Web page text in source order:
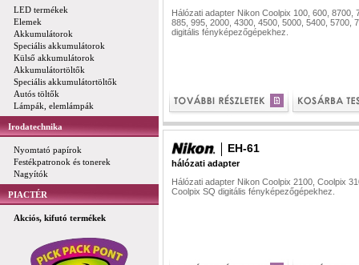
LED termékek
Elemek
Akkumulátorok
Speciális akkumulátorok
Külső akkumulátorok
Akkumulátortöltők
Speciális akkumulátortöltők
Autós töltők
Lámpák, elemlámpák
Irodatechnika
Nyomtató papírok
Festékpatronok és tonerek
Nagyítók
PIACTÉR
Akciós, kifutó termékek
Hálózati adapter Nikon Coolpix 100, 600, 8700,
885, 995, 2000, 4300, 4500, 5000, 5400, 5700,
digitális fényképezőgépekhez.
EH-61
hálózati adapter
Hálózati adapter Nikon Coolpix 2100, Coolpix
Coolpix SQ digitális fényképezőgépekhez.